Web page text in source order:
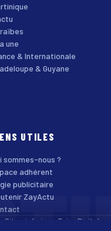
une
& Internationale
& Guyane
UTILES
sommes-nous ?
adhérent
publicitaire
ZayActu
Site réalisé par Enjoy Digital